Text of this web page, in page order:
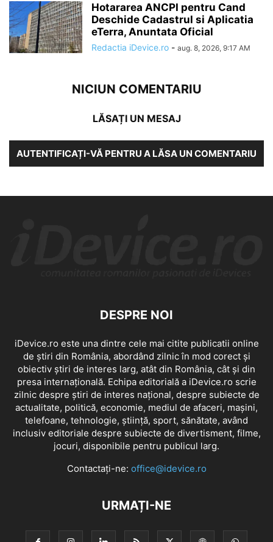
Hotararea ANCPI pentru Cand
Deschide Cadastrul si Aplicatia
eTerra, Anuntata Oficial
Redactia iDevice.ro - aug. 8, 2026, 9:17 AM
NICIUN COMENTARIU
LĂSAȚI UN MESAJ
AUTENTIFICAȚI-VĂ PENTRU A LĂSA UN COMENTARIU
DESPRE NOI
iDevice.ro este una dintre cele mai citite publicatii online
de știri din România, abordând zilnic în mod corect și
obiectiv știri de interes larg, atât din România, cât și din
presa internațională. Echipa editorială a iDevice.ro scrie
zilnic despre știri de interes național, despre subiecte de
actualitate, politică, economie, mediul de afaceri, mașini,
telefoane, tehnologie, știință, sport, sănătate, având
inclusiv editoriale despre subiecte de divertisment, filme,
jocuri, disponibile pentru publicul larg.
Contactați-ne: office@idevice.ro
URMAȚI-NE